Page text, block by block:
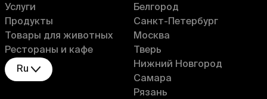
Услуги
Продукты
Товары для животных
Рестораны и кафе
Ru
Белгород
Санкт-Петербург
Москва
Тверь
Нижний Новгород
Самара
Рязань